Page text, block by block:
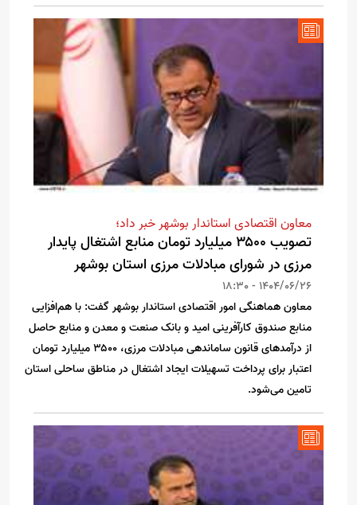
معاون اقتصادی استاندار بوشهر خبر داد؛
تصویب ۳۵۰۰ میلیارد تومان منابع اشتغال پایدار
مرزی در شورای مبادلات مرزی استان بوشهر
1404/06/26 - 18:30
معاون هماهنگی امور اقتصادی استاندار بوشهر گفت: با هم‌افزایی
منابع صندوق کارآفرینی امید و بانک‌ صنعت و معدن و منابع حاصل
از درآمدهای قانون ساماندهی مبادلات مرزی، ۳۵۰۰ میلیارد تومان
اعتبار برای پرداخت تسهیلات ایجاد اشتغال در مناطق ساحلی استان
تامین می‌شود.